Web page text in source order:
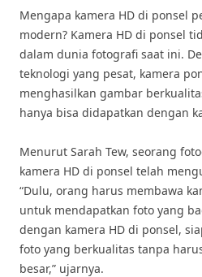
Mengapa kamera HD di ponsel
modern? Kamera HD di ponsel
dalam dunia fotografi saat ini.
teknologi yang pesat, kamera
menghasilkan gambar
hanya bisa didapatkan dengan
Menurut Sarah Tew, seorang
kamera HD di ponsel telah
“Dulu, orang harus membawa
untuk mendapatkan foto yang
dengan kamera HD di ponsel,
foto yang berkualitas tanpa
besar,” ujarnya.